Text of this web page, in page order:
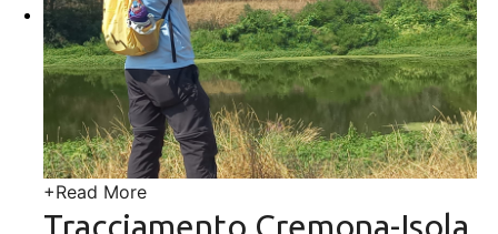
+Read More
Tracciamento Cremona-Isola